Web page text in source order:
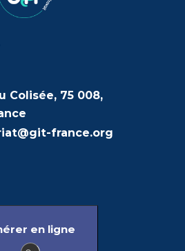
Colisée, 75 008,
france.org
en ligne